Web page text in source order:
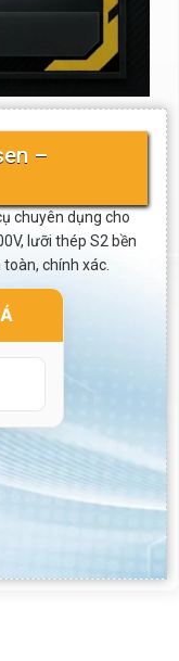
–
chuyên dụng cho
lưỡi thép S2 bền
chính xác.